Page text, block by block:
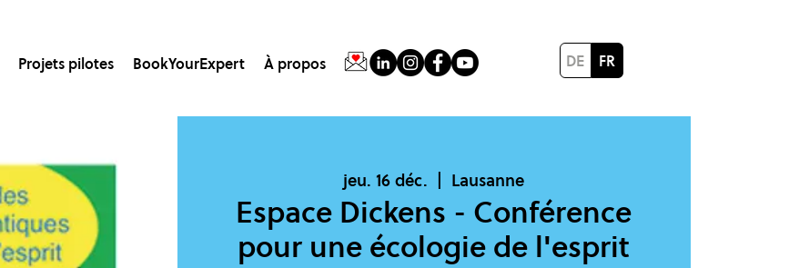
Projets pilotes BookYourExpert À propos DE FR
jeu. 16 déc. Lausanne
Espace Dickens - Conférence
pour une écologie de l'esprit